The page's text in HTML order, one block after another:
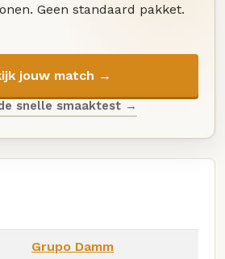
Geen standaard pakket.
jouw match →
snelle smaaktest →
Grupo Damm